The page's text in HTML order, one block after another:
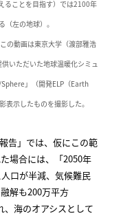
ることを目指す）では2100年
（左の地球）。
の動画は東京大学（渡部雅浩
いただいた地球温暖化シミュ
」（開発ELP（Earth
示したものを撮影した。
告」では、仮にこの範
場合には、「2050年
口が半減、気候難民
解も200万平方
海のオアシスとして